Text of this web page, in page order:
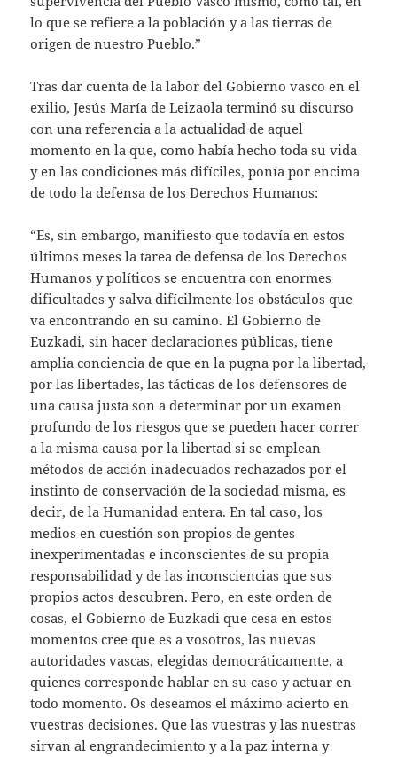
lo que se refiere a la población y a las tierras de
origen de nuestro Pueblo.”
Tras dar cuenta de la labor del Gobierno vasco en el
exilio, Jesús María de Leizaola terminó su discurso
con una referencia a la actualidad de aquel
momento en la que, como había hecho toda su vida
y en las condiciones más difíciles, ponía por encima
de todo la defensa de los Derechos Humanos:
“Es, sin embargo, manifiesto que todavía en estos
últimos meses la tarea de defensa de los Derechos
Humanos y políticos se encuentra con enormes
dificultades y salva difícilmente los obstáculos que
va encontrando en su camino. El Gobierno de
Euzkadi, sin hacer declaraciones públicas, tiene
amplia conciencia de que en la pugna por la libertad,
por las libertades, las tácticas de los defensores de
una causa justa son a determinar por un examen
profundo de los riesgos que se pueden hacer correr
a la misma causa por la libertad si se emplean
métodos de acción inadecuados rechazados por el
instinto de conservación de la sociedad misma, es
decir, de la Humanidad entera. En tal caso, los
medios en cuestión son propios de gentes
inexperimentadas e inconscientes de su propia
responsabilidad y de las inconsciencias que sus
propios actos descubren. Pero, en este orden de
cosas, el Gobierno de Euzkadi que cesa en estos
momentos cree que es a vosotros, las nuevas
autoridades vascas, elegidas democráticamente, a
quienes corresponde hablar en su caso y actuar en
todo momento. Os deseamos el máximo acierto en
vuestras decisiones. Que las vuestras y las nuestras
sirvan al engrandecimiento y a la paz interna y